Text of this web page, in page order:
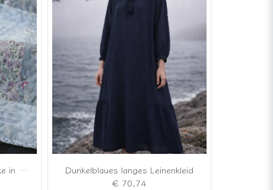
Romantische Patchworkdecke in sanften Grau- und Puderrosa-Tönen
Dunkelblaues langes Leinenkleid
€ 70,74